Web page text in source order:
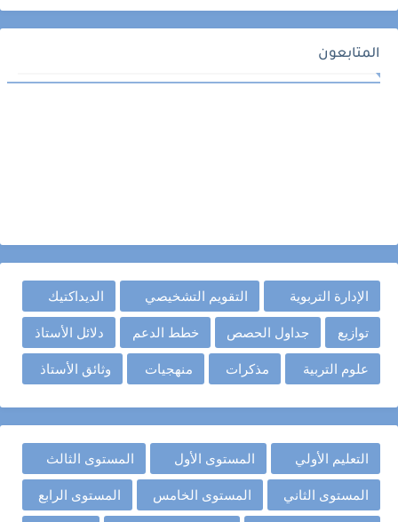
المتابعون
الإدارة التربوية التقويم التشخيصي الديداكتيك
توازيع جداول الحصص خطط الدعم دلائل الأستاذ
علوم التربية مذكرات منهجيات وثائق الأستاذ
التعليم الأولي المستوى الأول المستوى الثالث
المستوى الثاني المستوى الخامس المستوى الرابع